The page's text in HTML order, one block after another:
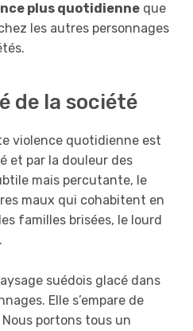
plus quotidienne que
les autres personnages
de la société
violence quotidienne est
et par la douleur des
mais percutante, le
maux qui cohabitent en
familles brisées, le lourd
suédois glacé dans
Elle s’empare de
Nous portons tous un